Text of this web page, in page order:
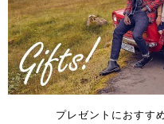
プレゼントにおすす